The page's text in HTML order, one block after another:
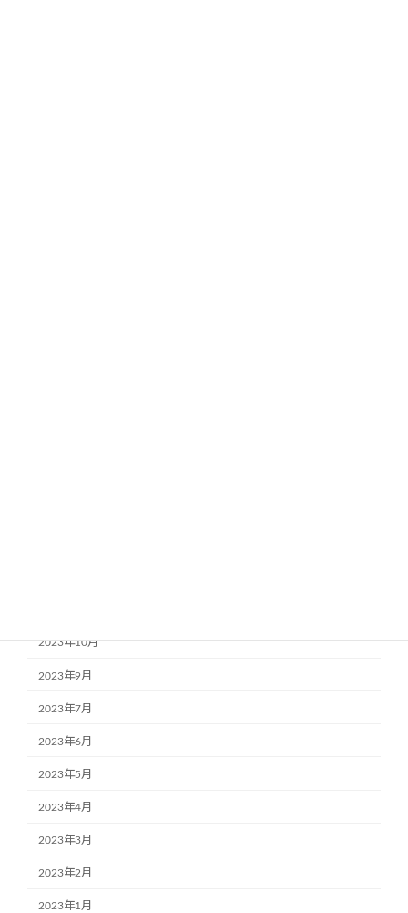
2023年10月
2023年9月
2023年7月
2023年6月
2023年5月
2023年4月
2023年3月
2023年2月
2023年1月